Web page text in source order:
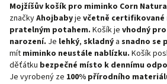
Mojžíšův košík pro miminko Corn
značkyAhojbabyje včetně certifikované
pratelným potahem. Košík je vhodný
narození. Je lehký, skladný a snadno se
mít miminko neustále nablízku. Košík
děťátku bezpečné místo k dennímu
Je vyrobený ze 100% přírodního